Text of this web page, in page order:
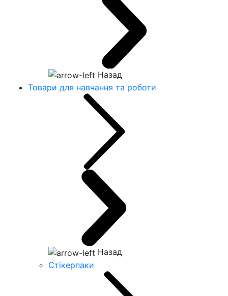
Назад
Товари для навчання та роботи
Назад
Стікерпаки